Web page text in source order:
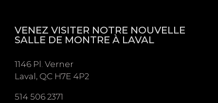
VENEZ VISITER NOTRE NOUVELLE
SALLE DE MONTRE À LAVAL
1146 Pl. Verner
Laval, QC H7E 4P2
514 506 2371